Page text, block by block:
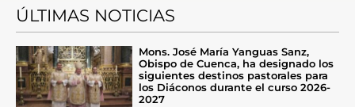
ÚLTIMAS NOTICIAS
Mons. José María Yanguas Sanz,
Obispo de Cuenca, ha designado los
siguientes destinos pastorales para
los Diáconos durante el curso 2026-
2027